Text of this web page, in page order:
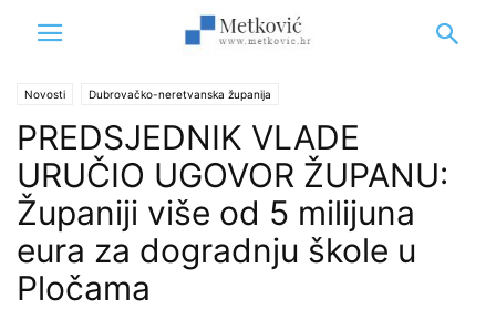
Novosti Dubrovačko-neretvanska županija
PREDSJEDNIK VLADE
URUČIO UGOVOR ŽUPANU:
Županiji više od 5 milijuna
eura za dogradnju škole u
Pločama